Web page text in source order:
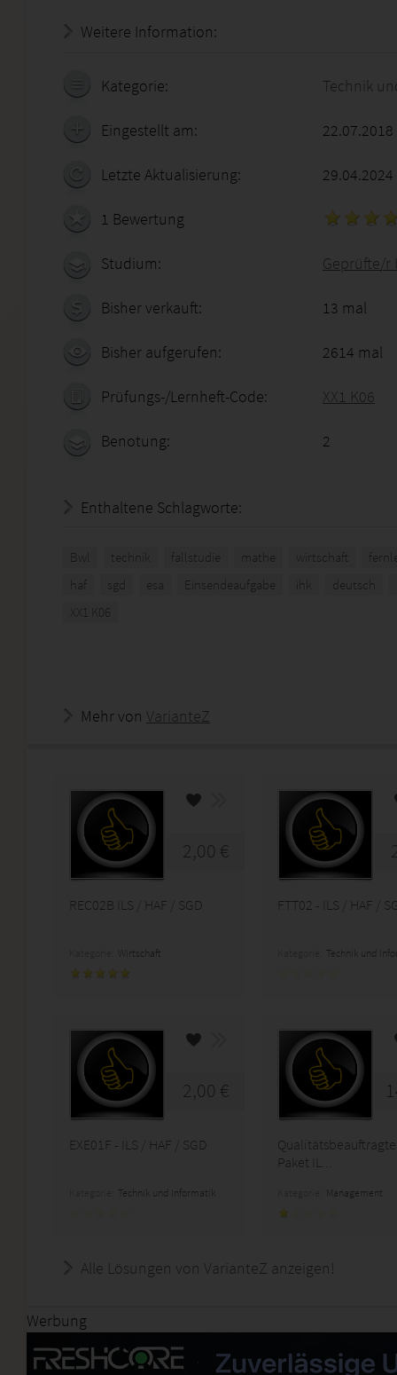
Weitere Information:
Kategorie: Technik
Eingestellt am:
Letzte Aktualisierung: 29.04.2024
1 Bewertung
Studium: Geprüfte/r
Bisher verkauft: 13 mal
Bisher aufgerufen: 2614 mal
Prüfungs-/Lernheft-Code: XX1 K06
Benotung: 2
Enthaltene Schlagworte:
Bwl technik fallstudie mathe wirtschaft
haf
sgd esa Einsendeaufgabe ihk deutsch
XX1 K06
Mehr von VarianteZ
2,00 €
REC02B ILS / HAF / SGD
Wirtschaft
FTT02 - ILS / HAF /
Technik und
2,00 €
EXE01F - ILS / HAF / SGD
Technik und Informatik
Paket IL...
Management
Alle Lösungen von VarianteZ anzeigen!
Werbung